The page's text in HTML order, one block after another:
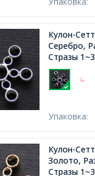
Кулон-
Серебро,
Стразы
Упаковка:
Кулон-
Золото,
Стразы